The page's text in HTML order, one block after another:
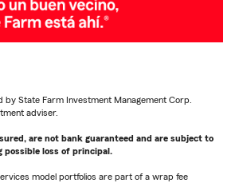
State Farm Investment Management Corp.
adviser.
are not bank guaranteed and are subject to
loss of principal.
model portfolios are part of a wrap fee